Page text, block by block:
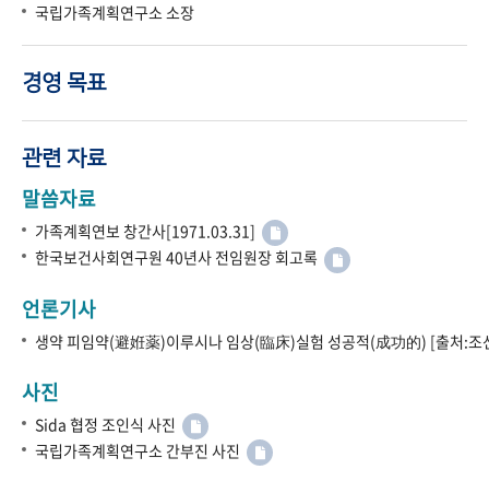
국립가족계획연구소 소장
경영 목표
관련 자료
말씀자료
가족계획연보 창간사[1971.03.31]
한국보건사회연구원 40년사 전임원장 회고록
언론기사
생약 피임약(避姙薬)이루시나 임상(臨床)실험 성공적(成功的) [출처:
사진
Sida 협정 조인식 사진
국립가족계획연구소 간부진 사진